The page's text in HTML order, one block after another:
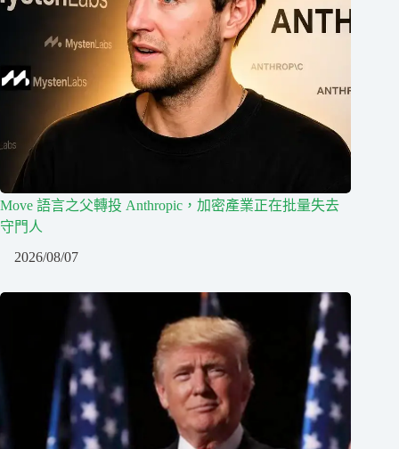
Move 語言之父轉投 Anthropic，加密產業正在批量失去
守門人
2026/08/07